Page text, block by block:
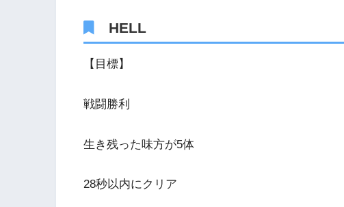
HELL
【目標】
戦闘勝利
生き残った味方が5体
28秒以内にクリア